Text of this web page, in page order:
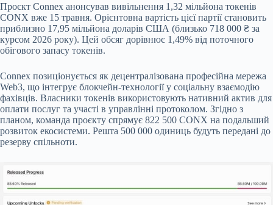
Проєкт Connex анонсував вивільнення 1,32 мільйона токенів
CONX вже 15 травня. Орієнтовна вартість цієї партії становить
приблизно 17,95 мільйона доларів США (близько 718 000 ₴ за
курсом 2026 року). Цей обсяг дорівнює 1,49% від поточного
обігового запасу токенів.
Connex позиціонується як децентралізована професійна мережа
Web3, що інтегрує блокчейн-технології у соціальну взаємодію
фахівців. Власники токенів використовують нативний актив для
оплати послуг та участі в управлінні протоколом. Згідно з
планом, команда проєкту спрямує 822 500 CONX на подальший
розвиток екосистеми. Решта 500 000 одиниць будуть передані до
резерву спільноти.